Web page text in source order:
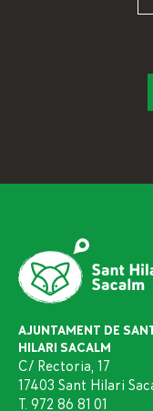
AJUNTAMENT DE
HILARI SACALM
C/ Rectoria, 17
17403 Sant Hilari
T. 972 86 81 01